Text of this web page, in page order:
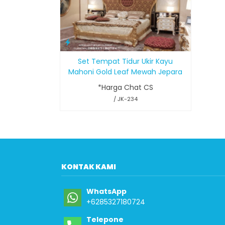
Set Tempat Tidur Ukir Kayu
Mahoni Gold Leaf Mewah Jepara
*Harga Chat CS
/ JK-234
KONTAK KAMI
WhatsApp
+6285327180724
Telepone